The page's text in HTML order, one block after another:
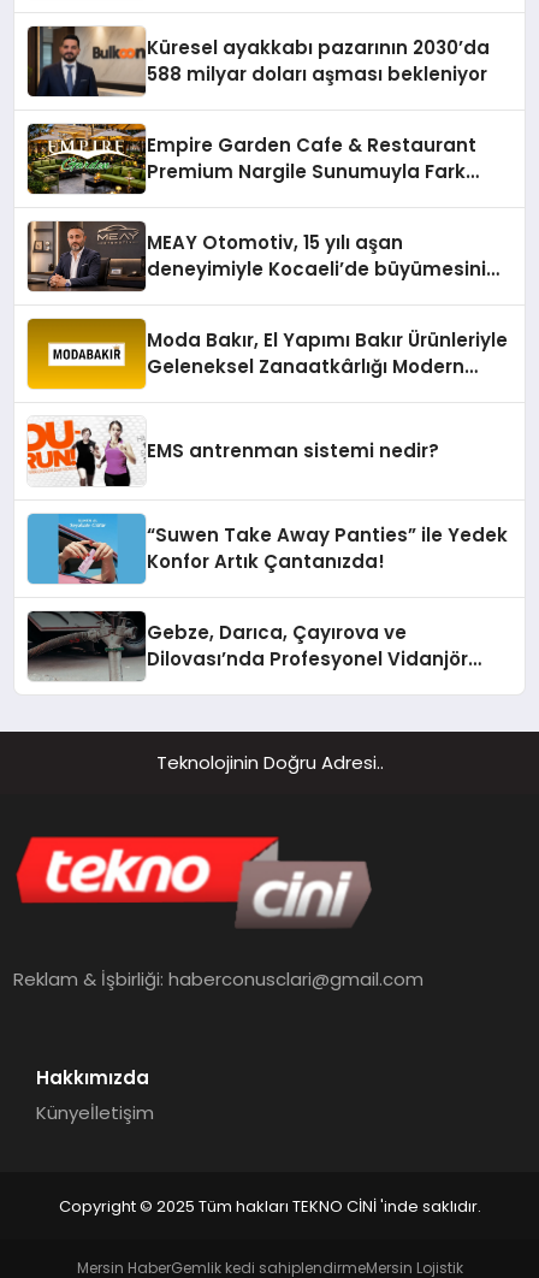
Küresel ayakkabı pazarının 2030’da
588 milyar doları aşması bekleniyor
Empire Garden Cafe & Restaurant
Premium Nargile Sunumuyla Fark
MEAY Otomotiv, 15 yılı aşan
deneyimiyle Kocaeli’de büyümesini
Moda Bakır, El Yapımı Bakır Ürünleriyle
Geleneksel Zanaatkârlığı Modern
EMS antrenman sistemi nedir?
“Suwen Take Away Panties” ile Yedek
Konfor Artık Çantanızda!
Gebze, Darıca, Çayırova ve
Dilovası’nda Profesyonel Vidanjör
Teknolojinin Doğru Adresi..
Reklam & İşbirliği:haberconusclari@gmail.com
Hakkımızda
Künyeİletişim
Copyright © 2025 Tüm hakları TEKNO CİNİ 'inde saklıdır.
Mersin HaberGemlik kedi sahiplendirmeMersin Lojistik